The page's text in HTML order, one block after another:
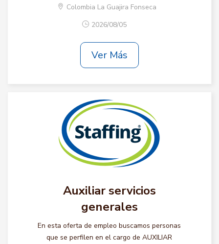
Colombia La Guajira Fonseca
2026/08/05
Ver Más
Auxiliar servicios
generales
En esta oferta de empleo buscamos personas
que se perfilen en el cargo de AUXILIAR